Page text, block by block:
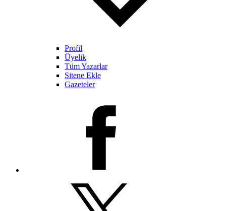
Profil
Üyelik
Tüm Yazarlar
Sitene Ekle
Gazeteler